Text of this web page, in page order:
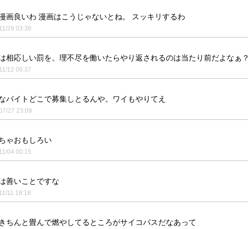
画良いわ 漫画はこうじゃないとね。 スッキリするわ
29 03:36
相応しい罰を。理不尽を働いたらやり返されるのは当たり前だよなぁ？
12 06:37
バイトどこで募集しとるんや。ワイもやりてえ
27 23:09
ゃおもしろい
04 00:15
善いことですな
11 18:18
ちんと畳んで燃やしてるところがサイコパスだなあって